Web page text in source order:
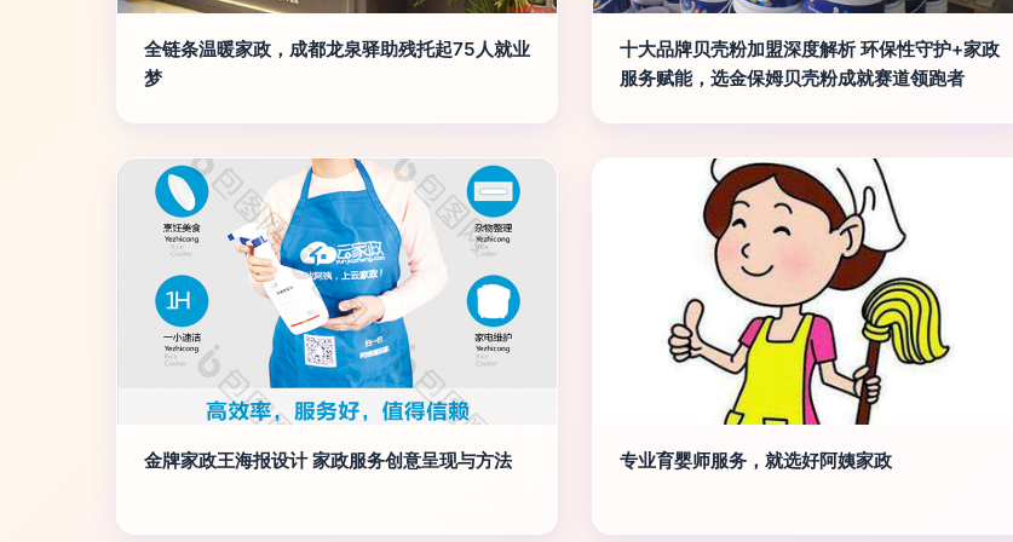
全链条温暖家政，成都龙泉驿助残托起75人就业
梦
十大品牌贝壳粉加盟深度解析 环保性守护+家政
服务赋能，选金保姆贝壳粉成就赛道领跑者
金牌家政王海报设计 家政服务创意呈现与方法 专业育婴师服务，就选好阿姨家政